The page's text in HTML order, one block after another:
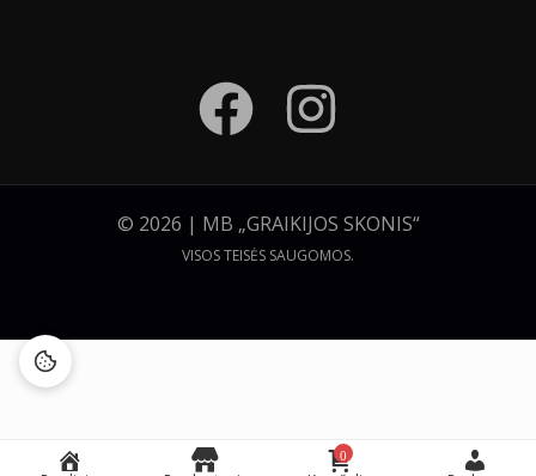
© 2026 | MB „GRAIKIJOS SKONIS“
VISOS TEISĖS SAUGOMOS.
0